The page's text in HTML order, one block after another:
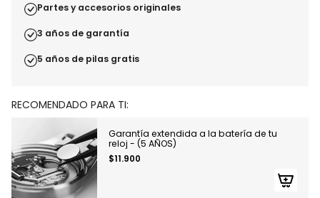
Partes y accesorios originales
3 años de garantía
5 años de pilas gratis
RECOMENDADO PARA TI:
Garantía extendida a la batería de tu
reloj - (5 AÑOS)
$11.900